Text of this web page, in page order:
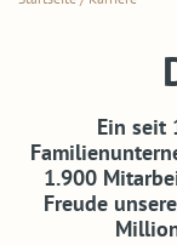
Ein seit
1.900
Freude